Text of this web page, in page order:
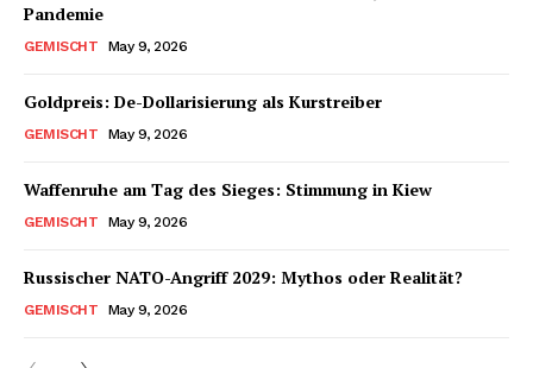
Pandemie
GEMISCHT May 9, 2026
Goldpreis: De-Dollarisierung als Kurstreiber
GEMISCHT May 9, 2026
Waffenruhe am Tag des Sieges: Stimmung in Kiew
GEMISCHT May 9, 2026
Russischer NATO-Angriff 2029: Mythos oder Realität?
GEMISCHT May 9, 2026